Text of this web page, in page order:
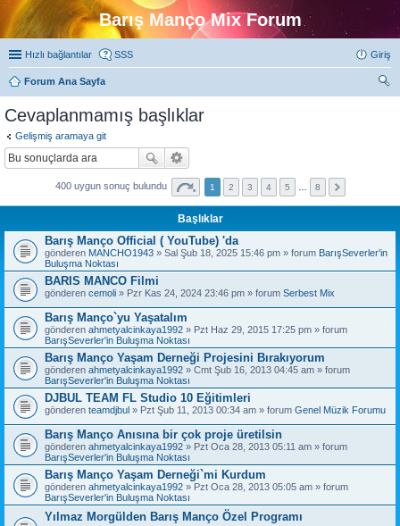
Barış Manço Mix Forum
Hızlı bağlantılar SSS Giriş
Forum Ana Sayfa
Cevaplanmamış başlıklar
Gelişmiş aramaya git
400 uygun sonuç bulundu 1 2 3 4 5 8
Başlıklar
Barış Manço Official ( YouTube) 'da
gönderen MANCHO1943 » Sal Şub 18, 2025 15:46 pm » forum BarışSeverler'in
Buluşma Noktası
BARIS MANCO Filmi
gönderen cemoli » Pzr Kas 24, 2024 23:46 pm » forum Serbest Mix
Barış Manço`yu Yaşatalım
gönderen ahmetyalcinkaya1992 » Pzt Haz 29, 2015 17:25 pm » forum
BarışSeverler'in Buluşma Noktası
Barış Manço Yaşam Derneği Projesini Bırakıyorum
gönderen ahmetyalcinkaya1992 » Cmt Şub 16, 2013 04:45 am » forum
BarışSeverler'in Buluşma Noktası
DJBUL TEAM FL Studio 10 Eğitimleri
gönderen teamdjbul » Pzt Şub 11, 2013 00:34 am » forum Genel Müzik Forumu
Barış Manço Anısına bir çok proje üretilsin
gönderen ahmetyalcinkaya1992 » Pzt Oca 28, 2013 05:11 am » forum
BarışSeverler'in Buluşma Noktası
Barış Manço Yaşam Derneği`mi Kurdum
gönderen ahmetyalcinkaya1992 » Pzt Oca 28, 2013 05:05 am » forum
BarışSeverler'in Buluşma Noktası
Yılmaz Morgülden Barış Manço Özel Programı